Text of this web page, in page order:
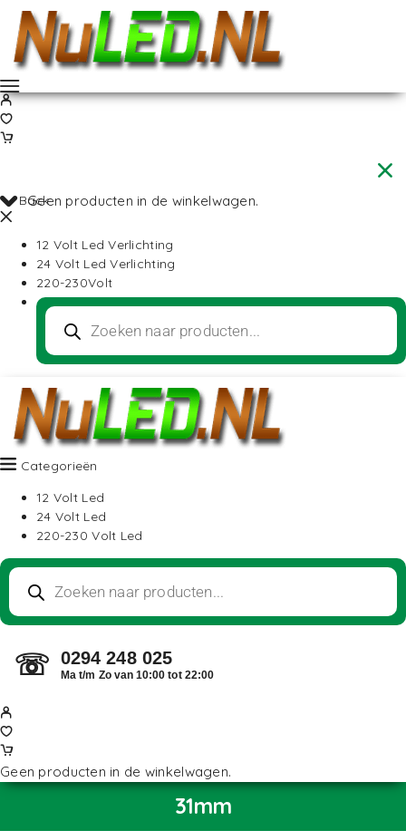
Geen producten in de winkelwagen.
Back
12 Volt Led Verlichting
24 Volt Led Verlichting
220-230Volt
Categorieën
12 Volt Led
24 Volt Led
220-230 Volt Led
☏ 0294 248 025
Ma t/m Zo van 10:00 tot 22:00
Geen producten in de winkelwagen.
31mm